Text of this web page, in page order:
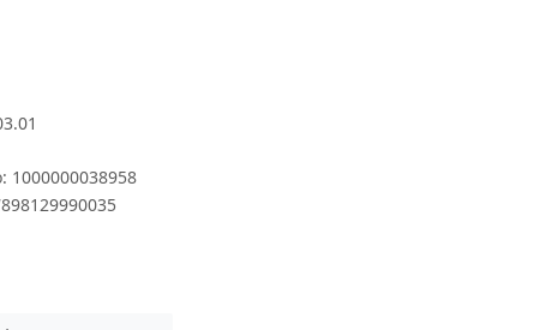
1000000038958